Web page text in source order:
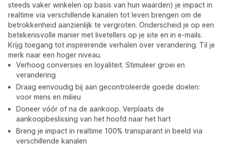
steeds vaker winkelen op basis van hun waarden) je impact in
realtime via verschillende kanalen tot leven brengen om de
betrokkenheid aanzienlijk te vergroten. Onderscheid je op een
betekenisvolle manier met livetellers op je site en in e-mails.
Krijg toegang tot inspirerende verhalen over verandering. Til je
merk naar een hoger niveau.
Verhoog conversies en loyaliteit. Stimuleer groei en
verandering
Draag eenvoudig bij aan gecontroleerde goede doelen:
voor mens en milieu
Doneer vóór of na de aankoop. Verplaats de
aankoopbeslissing van het hoofd naar het hart
Breng je impact in realtime 100% transparant in beeld via
verschillende kanalen